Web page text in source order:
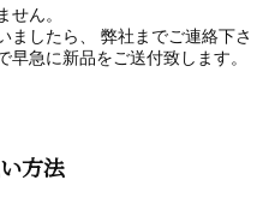
せん。
ましたら、 弊社までご連絡下さ
急に新品をご送付致します。
方法